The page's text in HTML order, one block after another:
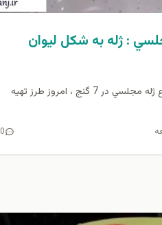
: ژله به شكل ليوان
در ادامه آموزش طرز تهيه انواع ژله مجلسي در 7 گنج ، امروز طرز تهيه
0